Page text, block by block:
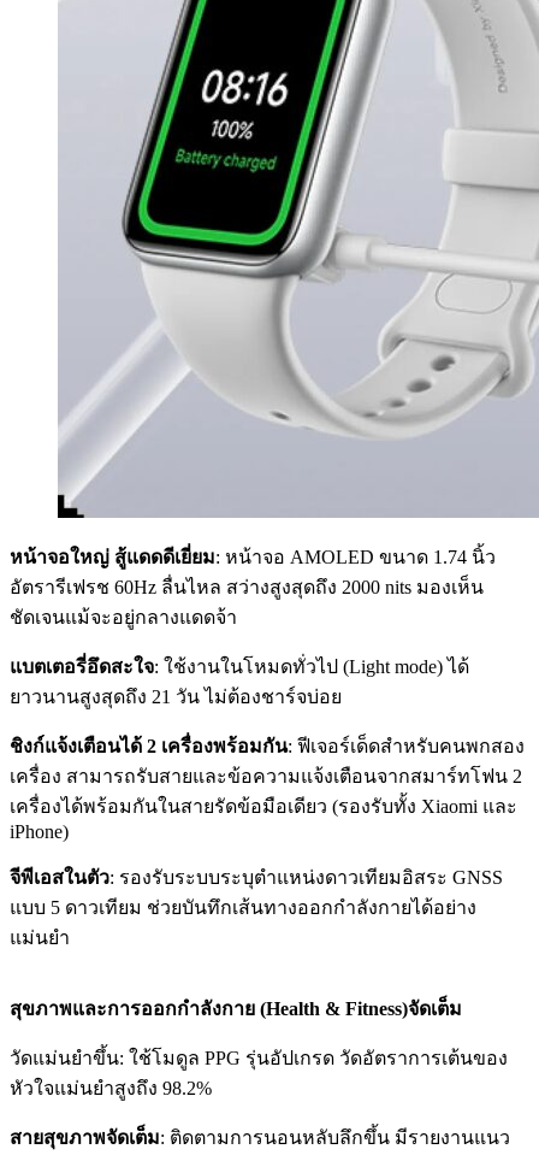
หน้าจอใหญ่ สู้แดดดีเยี่ยม: หน้าจอ AMOLED ขนาด 1.74 นิ้ว
อัตรารีเฟรช 60Hz ลื่นไหล สว่างสูงสุดถึง 2000 nits มองเห็น
ชัดเจนแม้จะอยู่กลางแดดจ้า
แบตเตอรี่อึดสะใจ: ใช้งานในโหมดทั่วไป (Light mode) ได้
ยาวนานสูงสุดถึง 21 วัน ไม่ต้องชาร์จบ่อย
ชิงก์แจ้งเตือนได้ 2 เครื่องพร้อมกัน: ฟีเจอร์เด็ดสำหรับคนพกสอง
เครื่อง สามารถรับสายและข้อความแจ้งเตือนจากสมาร์ทโฟน 2
เครื่องได้พร้อมกันในสายรัดข้อมือเดียว (รองรับทั้ง Xiaomi และ
iPhone)
จีพีเอสในตัว: รองรับระบบระบุตำแหน่งดาวเทียมอิสระ GNSS
แบบ 5 ดาวเทียม ช่วยบันทึกเส้นทางออกกำลังกายได้อย่าง
แม่นยำ
สุขภาพและการออกกำลังกาย (Health & Fitness)จัดเต็ม
วัดแม่นยำขึ้น: ใช้โมดูล PPG รุ่นอัปเกรด วัดอัตราการเต้นของ
หัวใจแม่นยำสูงถึง 98.2%
สายสุขภาพจัดเต็ม: ติดตามการนอนหลับลึกขึ้น มีรายงานแนว